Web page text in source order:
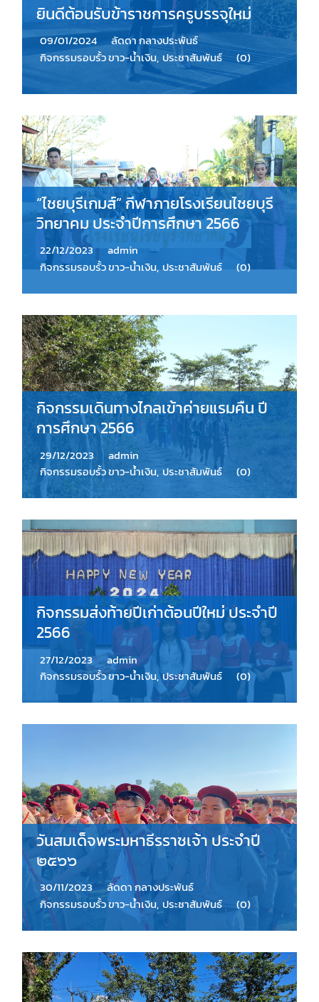
ยินดีต้อนรับข้าราชการครูบรรจุใหม่
09/01/2024
ลัดดา กลางประพันธ์
กิจกรรมรอบรั้ว ขาว-น้ำเงิน, ประชาสัมพันธ์ (0)
“ไชยบุรีเกมส์” กีฬาภายโรงเรียนไชยบุรี
วิทยาคม ประจำปีการศึกษา 2566
22/12/2023
admin
กิจกรรมรอบรั้ว ขาว-น้ำเงิน, ประชาสัมพันธ์ (0)
กิจกรรมเดินทางไกลเข้าค่ายแรมคืน ปี
การศึกษา 2566
29/12/2023
admin
กิจกรรมรอบรั้ว ขาว-น้ำเงิน, ประชาสัมพันธ์ (0)
กิจกรรมส่งท้ายปีเก่าต้อนปีใหม่ ประจำปี
2566
27/12/2023
admin
กิจกรรมรอบรั้ว ขาว-น้ำเงิน, ประชาสัมพันธ์ (0)
วันสมเด็จพระมหาธีรราชเจ้า ประจำปี
๒๕๖๖
30/11/2023
ลัดดา กลางประพันธ์
กิจกรรมรอบรั้ว ขาว-น้ำเงิน, ประชาสัมพันธ์ (0)